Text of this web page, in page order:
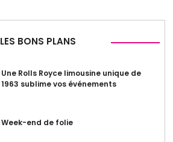
LES BONS PLANS
Une Rolls Royce limousine unique de
1963 sublime vos événements
Week-end de folie